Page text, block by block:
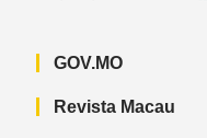
GOV.MO
Revista Macau